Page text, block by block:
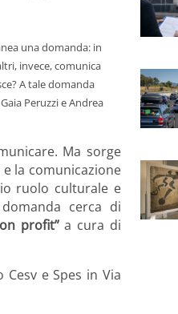
una domanda: in
invece, comunica
A tale domanda
Peruzzi e Andrea
Ma sorge
la comunicazione
ruolo culturale e
cerca di
profit”a cura di
Cesv e Spes in Via